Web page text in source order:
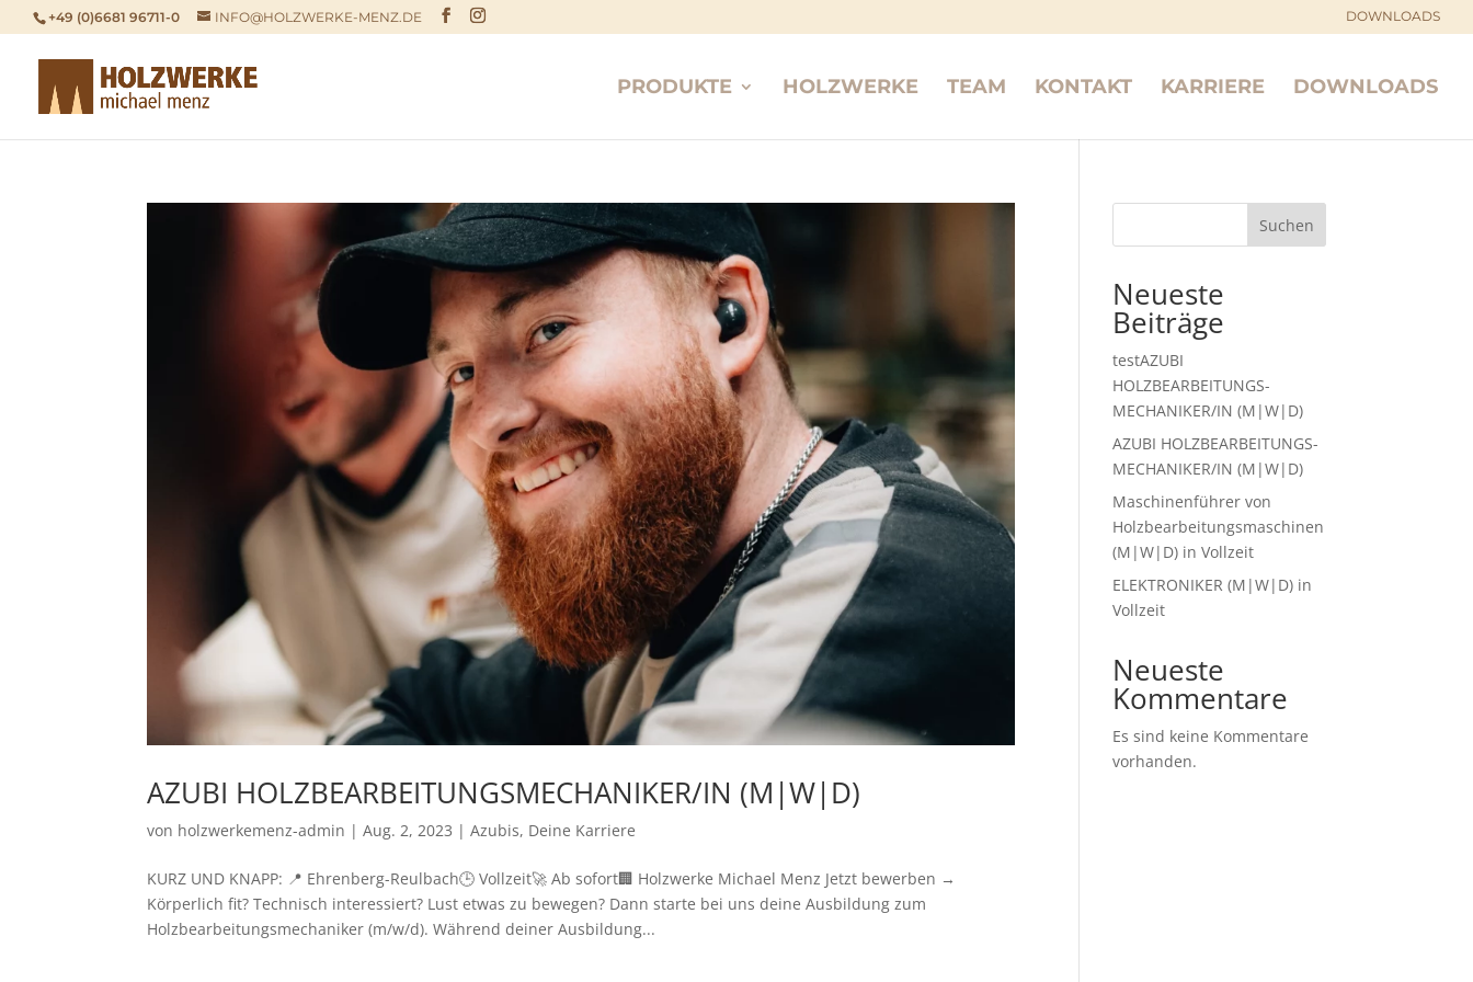
+49 (0)6681 96711-0 INFO@HOLZWERKE-MENZ.DE DOWNLOADS
PRODUKTE HOLZWERKE TEAM KONTAKT KARRIERE DOWNLOADS
AZUBI HOLZBEARBEITUNGS­MECHANIKER/IN (M|W|D)
von holzwerkemenz-admin |Aug. 2, 2023 |Azubis, Deine Karriere
KURZ UND KNAPP: 📍 Ehrenberg-Reulbach🕒 Vollzeit🚀 Ab sofort🏢 Holzwerke Michael Menz Jetzt bewerben →
Körperlich fit? Technisch interessiert? Lust etwas zu bewegen? Dann starte bei uns deine Ausbildung zum
Holzbearbeitungsmechaniker (m/w/d). Während deiner Ausbildung...
Suchen
Neueste
Beiträge
testAZUBI
HOLZBEARBEITUNGS­
MECHANIKER/IN (M|W|D)
AZUBI HOLZBEARBEITUNGS­
MECHANIKER/IN (M|W|D)
Maschinenführer von
Holzbearbeitungsmaschinen
(M|W|D) in Vollzeit
ELEKTRONIKER (M|W|D) in
Vollzeit
Neueste
Kommentare
Es sind keine Kommentare
vorhanden.